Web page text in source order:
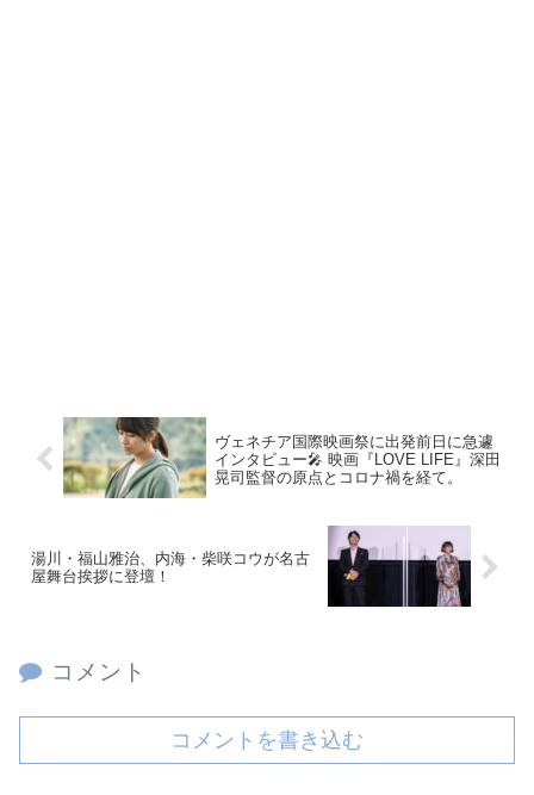
ヴェネチア国際映画祭に出発前日に急遽
インタビュー🎤 映画『LOVE LIFE』深田
晃司監督の原点とコロナ禍を経て。
湯川・福山雅治、内海・柴咲コウが名古
屋舞台挨拶に登壇！
コメント
コメントを書き込む